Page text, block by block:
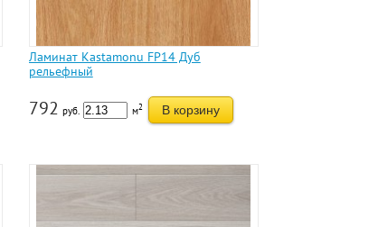
Ламинат Kastamonu FP14 Дуб
рельефный
792 руб. м2 В корзину